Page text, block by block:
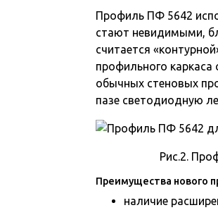
Профиль ПФ 5642
стают невидимыми,
считается
профильного
обычных стеновых
пазе светодиодную
Рис.2.
Преимущества нового
наличие